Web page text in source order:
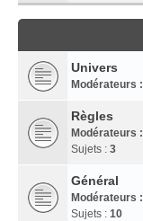
Univers
Modérateurs :
Règles
Modérateurs :
Sujets : 3
Général
Modérateurs :
Sujets : 10